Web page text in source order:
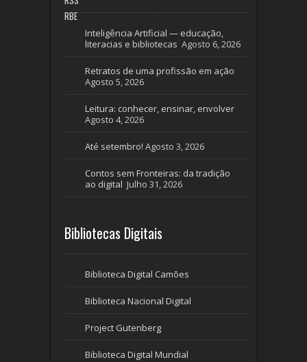
RBE
Inteligência Artificial — educação,
literacias e bibliotecas Agosto 6, 2026
Retratos de uma profissão em ação
Agosto 5, 2026
Leitura: conhecer, ensinar, envolver
Agosto 4, 2026
Até setembro! Agosto 3, 2026
Contos sem Fronteiras: da tradição
ao digital Julho 31, 2026
Bibliotecas Digitais
Biblioteca Digital Camões
Biblioteca Nacional Digital
Project Gutenberg
Biblioteca Digital Mundial